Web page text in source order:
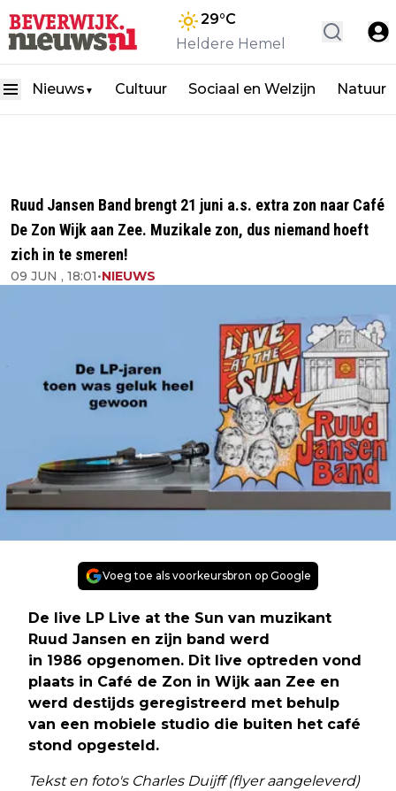
29°C
Heldere Hemel
Nieuws ▼ Cultuur Sociaal en Welzijn Natuur
Ruud Jansen Band brengt 21 juni a.s. extra zon naar Café
De Zon Wijk aan Zee. Muzikale zon, dus niemand hoeft
zich in te smeren!
09 JUN , 18:01•NIEUWS
Voeg toe als voorkeursbron op Google
De live LP Live at the Sun van muzikant
Ruud Jansen en zijn band werd
in 1986 opgenomen. Dit live optreden vond
plaats in Café de Zon in Wijk aan Zee en
werd destijds geregistreerd met behulp
van een mobiele studio die buiten het café
stond opgesteld.
Tekst en foto's Charles Duijff (flyer aangeleverd)